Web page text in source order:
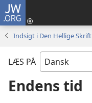
JW.ORG
Indsigt i Den Hellige Skrift
LÆS PÅ
Endens tid